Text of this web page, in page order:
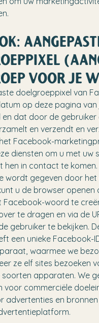
VOOR JE
doelgroeppixel van
op deze pagina
en dat door de
en verzendt en
Facebook-
diensten om u met uw
hen in contact te
wordt gegeven door
u de browser openen
Facebook-woord te
te dragen en via de
gebruiker te bekijken.
een unieke Facebook-
waarmee we
ze elf sites bezoeken
soorten apparaten. We
voor commerciële
advertenties en